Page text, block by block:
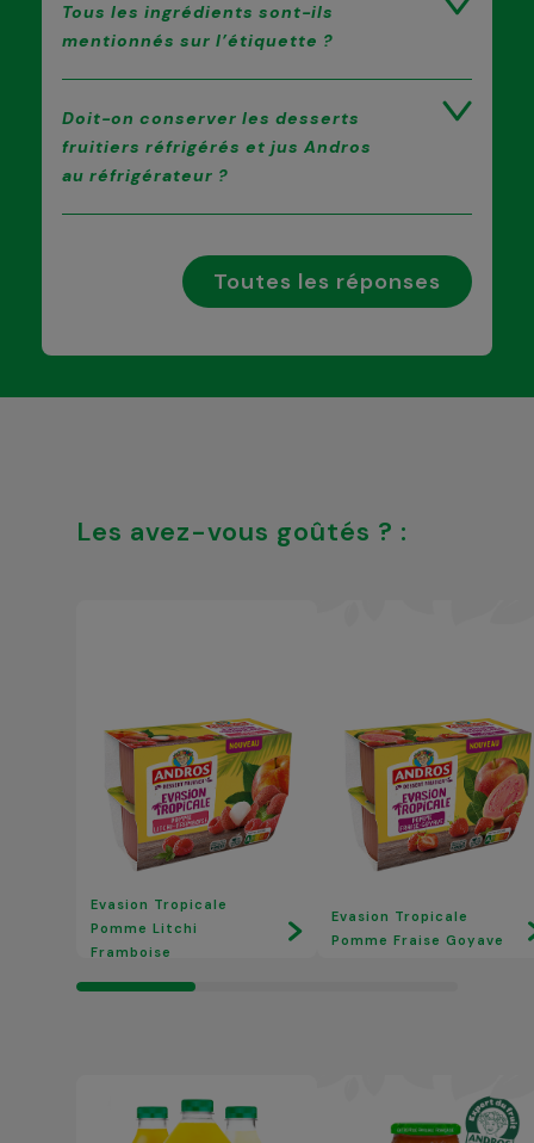
Tous les ingrédients sont-ils
mentionnés sur l’étiquette ?
Doit-on conserver les desserts
fruitiers réfrigérés et jus Andros
au réfrigérateur ?
Toutes les réponses
Les avez-vous goûtés ? :
Evasion Tropicale
Pomme Litchi
Framboise
Evasion Tropicale
Pomme Fraise Goyave